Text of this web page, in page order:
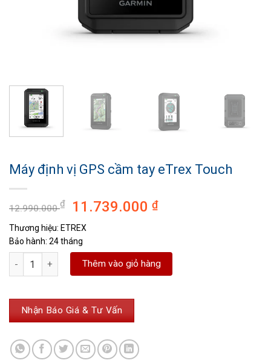
Máy định vị GPS cầm tay eTrex Touch
12.990.000₫ 11.739.000 ₫
Thương hiệu: ETREX
Bảo hành: 24 tháng
Máy định vị GPS cầm tay eTrex Touch số lượng
Thêm vào giỏ hàng
Nhận Báo Giá & Tư Vấn